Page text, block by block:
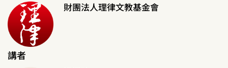
財團法人理律文教基金會
講者